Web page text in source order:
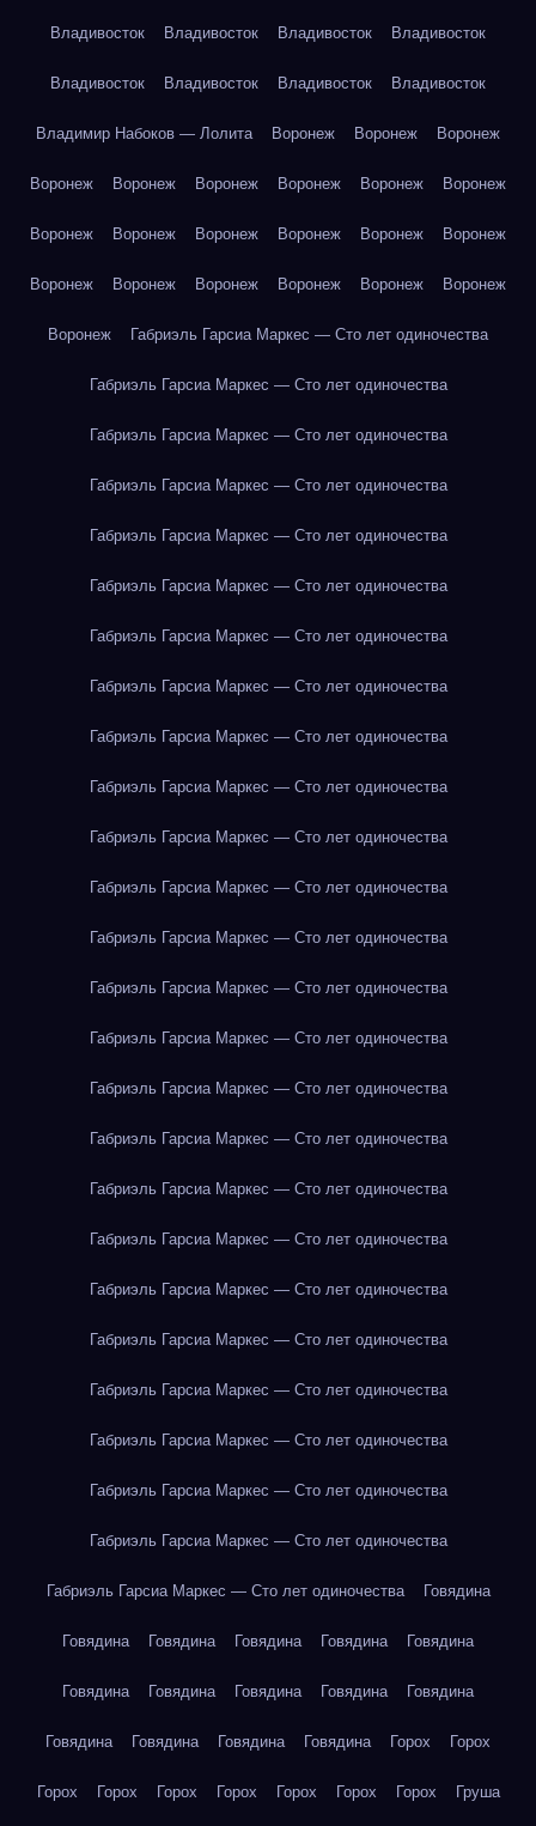
Владивосток Владивосток Владивосток Владивосток
Владивосток Владивосток Владивосток Владивосток
Владимир Набоков — Лолита Воронеж Воронеж Воронеж
Воронеж Воронеж Воронеж Воронеж Воронеж Воронеж
Воронеж Воронеж Воронеж Воронеж Воронеж Воронеж
Воронеж Воронеж Воронеж Воронеж Воронеж Воронеж
Воронеж Габриэль Гарсиа Маркес — Сто лет одиночества
Габриэль Гарсиа Маркес — Сто лет одиночества
Габриэль Гарсиа Маркес — Сто лет одиночества
Габриэль Гарсиа Маркес — Сто лет одиночества
Габриэль Гарсиа Маркес — Сто лет одиночества
Габриэль Гарсиа Маркес — Сто лет одиночества
Габриэль Гарсиа Маркес — Сто лет одиночества
Габриэль Гарсиа Маркес — Сто лет одиночества
Габриэль Гарсиа Маркес — Сто лет одиночества
Габриэль Гарсиа Маркес — Сто лет одиночества
Габриэль Гарсиа Маркес — Сто лет одиночества
Габриэль Гарсиа Маркес — Сто лет одиночества
Габриэль Гарсиа Маркес — Сто лет одиночества
Габриэль Гарсиа Маркес — Сто лет одиночества
Габриэль Гарсиа Маркес — Сто лет одиночества
Габриэль Гарсиа Маркес — Сто лет одиночества
Габриэль Гарсиа Маркес — Сто лет одиночества
Габриэль Гарсиа Маркес — Сто лет одиночества
Габриэль Гарсиа Маркес — Сто лет одиночества
Габриэль Гарсиа Маркес — Сто лет одиночества
Габриэль Гарсиа Маркес — Сто лет одиночества
Габриэль Гарсиа Маркес — Сто лет одиночества
Габриэль Гарсиа Маркес — Сто лет одиночества
Габриэль Гарсиа Маркес — Сто лет одиночества
Габриэль Гарсиа Маркес — Сто лет одиночества
Габриэль Гарсиа Маркес — Сто лет одиночества Говядина
Говядина Говядина Говядина Говядина Говядина
Говядина Говядина Говядина Говядина Говядина
Говядина Говядина Говядина Говядина Горох Горох
Горох Горох Горох Горох Горох Горох Горох Груша